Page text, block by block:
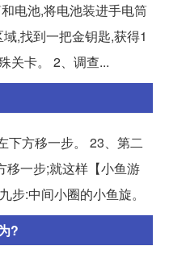
电池,将电池装进手电筒
,找到一把金钥匙,获得1
关卡。 2、调查...
下方移一步。 23、第二
移一步;就这样【小鱼游
步:中间小圈的小鱼旋。
?